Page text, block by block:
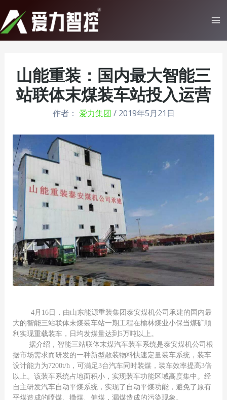
至
内
山能重装：国内最大智能三
站联体末煤装车站投入运营
作者： 爱力集团 / 2019年5月21日
4月16日，由山东能源重装集团泰安煤机公司承建的国内最
大的智能三站联体末煤装车站一期工程在榆林煤业小保当煤矿顺
利实现重载装车，日均发煤量达到5万吨以上。
据介绍，智能三站联体末煤汽车装车系统是泰安煤机公司根
据市场需求而研发的一种新型散装物料快速定量装车系统，装车
设计能力为7200t/h，可满足3台汽车同时装煤，装车效率提高3倍
以上。该装车系统占地面积小，实现装车功能区域高度集中。经
自主研发汽车自动平煤系统，实现了自动平煤功能，避免了原有
平煤造成的喷煤、撒煤、偏煤，漏煤造成的污染现象。